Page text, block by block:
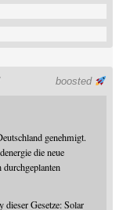
boosted
genehmigt.
die neue
Gesetze: Solar